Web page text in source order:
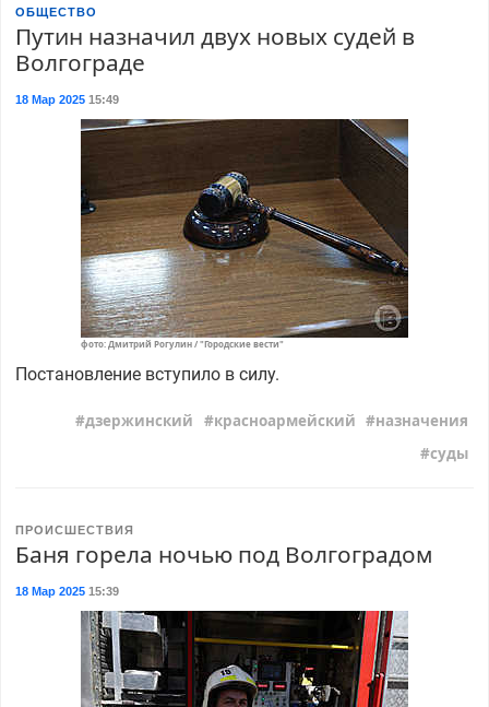
ОБЩЕСТВО
Путин назначил двух новых судей в
Волгограде
18 Мар 202515:49
фото: Дмитрий Рогулин / "Городские вести"
Постановление вступило в силу.
дзержинский красноармейский
назначения
суды
ПРОИСШЕСТВИЯ
Баня горела ночью под Волгоградом
18 Мар 202515:39